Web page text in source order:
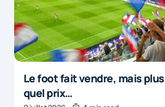
Le foot fait vendre, mais
quel prix…